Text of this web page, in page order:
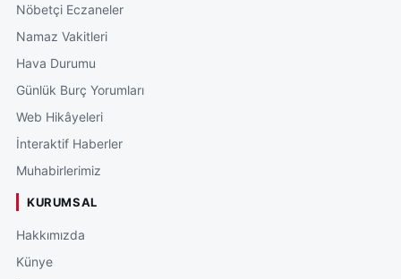
Nöbetçi Eczaneler
Namaz Vakitleri
Hava Durumu
Günlük Burç Yorumları
Web Hikâyeleri
İnteraktif Haberler
Muhabirlerimiz
KURUMSAL
Hakkımızda
Künye